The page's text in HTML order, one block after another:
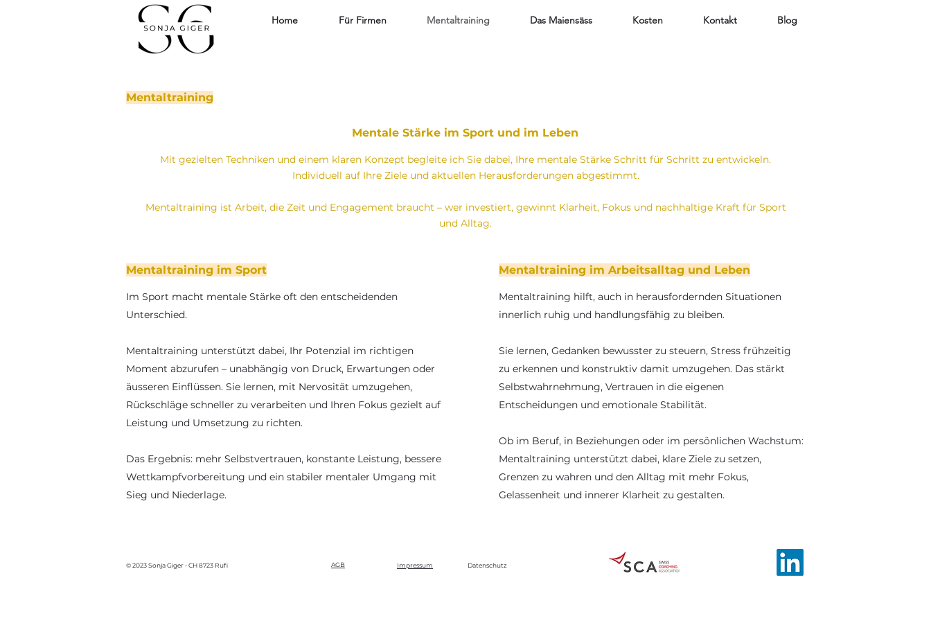
Home Für Firmen Mentaltraining Das Maiensäss Kosten Kontakt Blog
Mentaltraining
Mentale Stärke im Sport und im Leben
Mit gezielten Techniken und einem klaren Konzept begleite ich Sie dabei, Ihre mentale Stärke Schritt für Schritt zu entwickeln.
Individuell auf Ihre Ziele und aktuellen Herausforderungen abgestimmt.
Mentaltraining ist Arbeit, die Zeit und Engagement braucht – wer investiert, gewinnt Klarheit, Fokus und nachhaltige Kraft für Sport
und Alltag.
Mentaltraining im Sport
Im Sport macht mentale Stärke oft den entscheidenden
Unterschied.
Mentaltraining unterstützt dabei, Ihr Potenzial im richtigen
Moment abzurufen – unabhängig von Druck, Erwartungen oder
äusseren Einflüssen. Sie lernen, mit Nervosität umzugehen,
Rückschläge schneller zu verarbeiten und Ihren Fokus gezielt auf
Leistung und Umsetzung zu richten.
Das Ergebnis: mehr Selbstvertrauen, konstante Leistung, bessere
Wettkampfvorbereitung und ein stabiler mentaler Umgang mit
Sieg und Niederlage.
Mentaltraining im Arbeitsalltag und Leben
Mentaltraining hilft, auch in herausfordernden Situationen
innerlich ruhig und handlungsfähig zu bleiben.
Sie lernen, Gedanken bewusster zu steuern, Stress frühzeitig
zu erkennen und konstruktiv damit umzugehen. Das stärkt
Selbstwahrnehmung, Vertrauen in die eigenen
Entscheidungen und emotionale Stabilität.
Ob im Beruf, in Beziehungen oder im persönlichen Wachstum:
Mentaltraining unterstützt dabei, klare Ziele zu setzen,
Grenzen zu wahren und den Alltag mit mehr Fokus,
Gelassenheit und innerer Klarheit zu gestalten.
© 2023 Sonja Giger - CH 8723 Rufi AGB Impressum Datenschutz